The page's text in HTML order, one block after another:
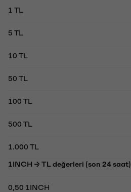
1 TL
5 TL
10 TL
50 TL
100 TL
500 TL
1.000 TL
1INCH → TL değerleri (son 24 saat)
0,50 1INCH